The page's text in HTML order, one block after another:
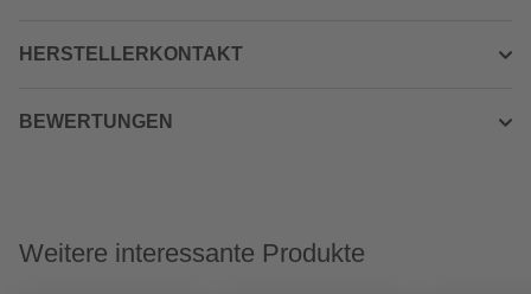
HERSTELLERKONTAKT
BEWERTUNGEN
Weitere interessante Produkte